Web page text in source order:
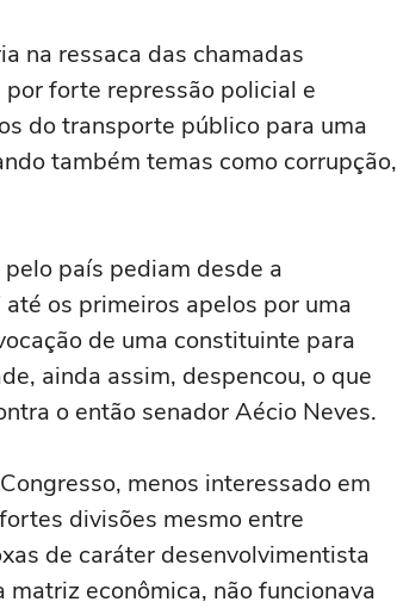
na ressaca das chamadas
por forte repressão policial e
do transporte público para uma
também temas como corrupção,
país pediam desde a
os primeiros apelos por uma
de uma constituinte para
ainda assim, despencou, o que
o então senador Aécio Neves.
menos interessado em
divisões mesmo entre
de caráter desenvolvimentista
econômica, não funcionava